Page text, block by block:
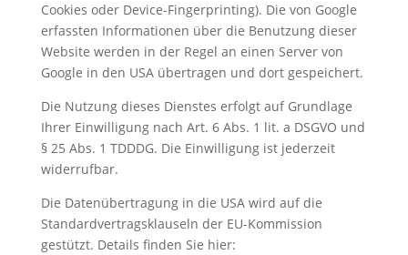
Cookies oder Device-Fingerprinting). Die von Google
erfassten Informationen über die Benutzung dieser
Website werden in der Regel an einen Server von
Google in den USA übertragen und dort gespeichert.
Die Nutzung dieses Dienstes erfolgt auf Grundlage
Ihrer Einwilligung nach Art. 6 Abs. 1 lit. a DSGVO und
§ 25 Abs. 1 TDDDG. Die Einwilligung ist jederzeit
widerrufbar.
Die Datenübertragung in die USA wird auf die
Standardvertragsklauseln der EU-Kommission
gestützt. Details finden Sie hier: